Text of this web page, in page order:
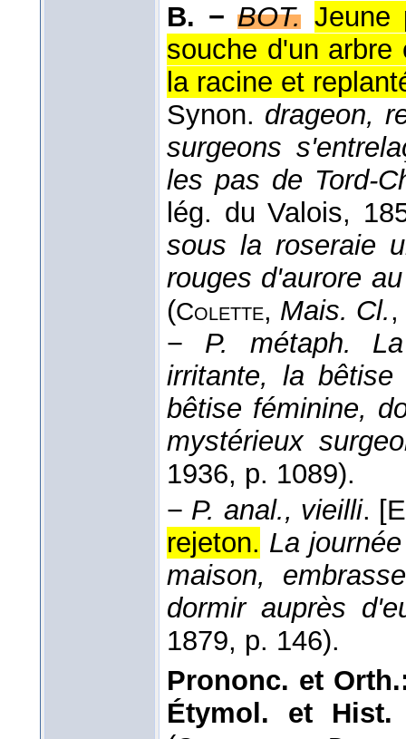
B. − BOT. Jeune
souche d'un
la racine et
Synon. drageon,
surgeons
les pas de Tord-
lég. du Valois,
sous la roseraie
rouges d'aurore
(Colette, Mais. Cl.,
− P. métaph.
irritante, la
bêtise féminine,
mystérieux
1936, p. 1089).
− P. anal., vieilli.
rejeton. La
maison,
dormir auprès
1879, p. 146).
Prononc. et
Étymol. et